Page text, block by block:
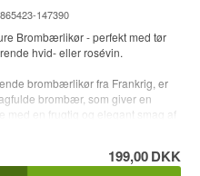
%
147390
Brombærlikør - perfekt med tør
hvid- eller rosévin.
brombærlikør fra Frankrig, er
brombær, som giver en
med en frugtig og elegant smag af
Til slut rundes det hele af, med let
Ideel at blande med tør eller
199,00DKK